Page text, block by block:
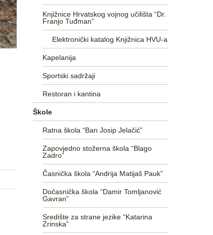
Knjižnice Hrvatskog vojnog učilišta “Dr.
Franjo Tuđman”
Elektronički katalog Knjižnica HVU-a
Kapelanija
Sportski sadržaji
Restoran i kantina
Škole
Ratna škola “Ban Josip Jelačić”
Zapovjedno stožerna škola “Blago
Zadro”
Časnička škola “Andrija Matijaš Pauk”
Dočasnička škola “Damir Tomljanović
Gavran”
Središte za strane jezike “Katarina
Zrinska”